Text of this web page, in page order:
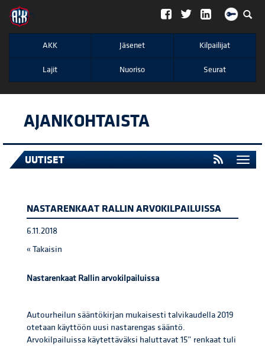
";
AKK Jäsenet Kilpailijat
Lajit Nuoriso Seurat
AJANKOHTAISTA
UUTISET
NASTARENKAAT RALLIN ARVOKILPAILUISSA
6.11.2018
« Takaisin
Nastarenkaat Rallin arvokilpailuissa
Autourheilun sääntökirjan mukaisesti talvikaudella 2019
otetaan käyttöön uusi nastarengas sääntö.
Arvokilpailuissa käytettäväksi haluttavat 15” renkaat tuli